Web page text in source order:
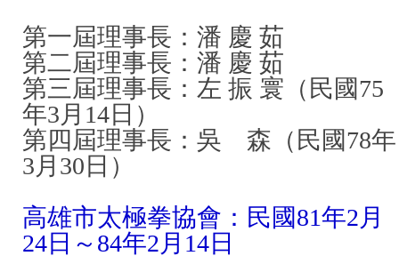
第一屆理事長：潘 慶 茹
第二屆理事長：潘 慶 茹
第三屆理事長：左 振 寰（民國75
年3月14日）
第四屆理事長：吳 森（民國78年
3月30日）
高雄市太極拳協會：民國81年2月
24日～84年2月14日